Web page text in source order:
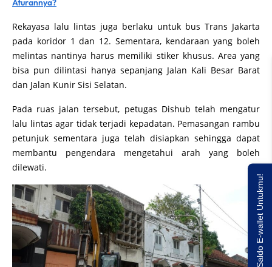
Aturannya?
Rekayasa lalu lintas juga berlaku untuk bus Trans Jakarta
pada koridor 1 dan 12. Sementara, kendaraan yang boleh
melintas nantinya harus memiliki stiker khusus. Area yang
bisa pun dilintasi hanya sepanjang Jalan Kali Besar Barat
dan Jalan Kunir Sisi Selatan.
Pada ruas jalan tersebut, petugas Dishub telah mengatur
lalu lintas agar tidak terjadi kepadatan. Pemasangan rambu
petunjuk sementara juga telah disiapkan sehingga dapat
membantu pengendara mengetahui arah yang boleh
dilewati.
Saldo E-wallet Untukmu!